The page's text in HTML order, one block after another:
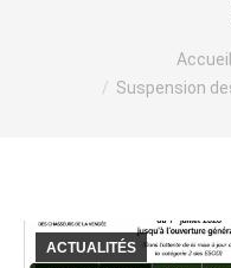
Accueil
Suspension
ACTUALITÉS